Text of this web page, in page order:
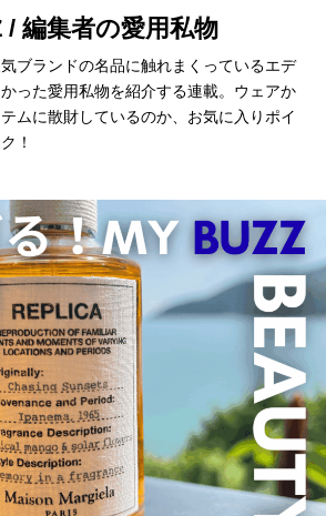
編集者の愛用私物
ブランドの名品に触れまくっているエデ
った愛用私物を紹介する連載。ウェアか
ムに散財しているのか、お気に入りポイ
！